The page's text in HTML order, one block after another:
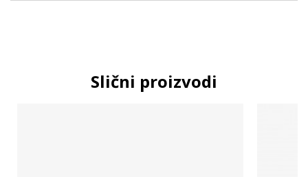
Slični proizvodi